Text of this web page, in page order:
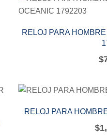
RELOJ PARA
$
RELOJ PARA
$